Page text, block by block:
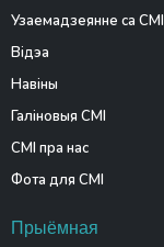
Узаемадзеянне са СМІ
Відэа
Навіны
Галіновыя СМІ
СМІ пра нас
Фота для СМІ
Прыёмная